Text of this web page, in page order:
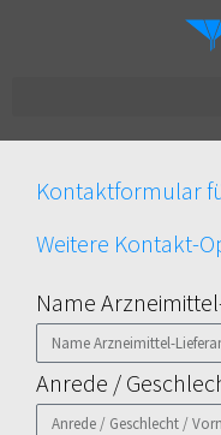
Kontaktformular
Weitere Kontakt-
Name
Anrede /